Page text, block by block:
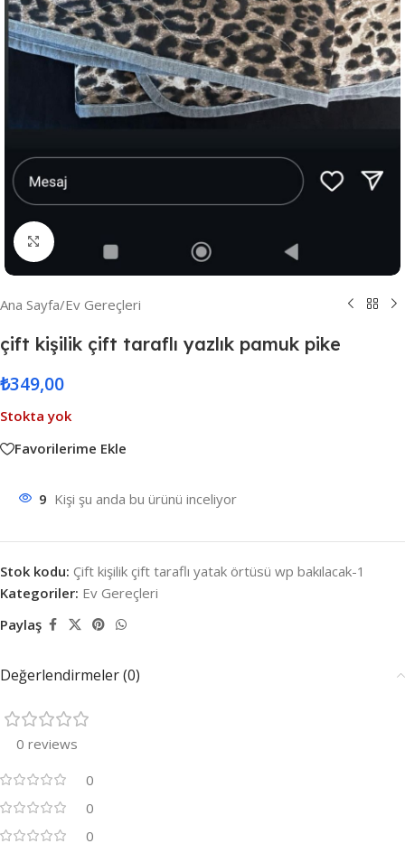
Resmi Büyüt
Ana Sayfa/Ev Gereçleri
çift kişilik çift taraflı yazlık pamuk pike
₺349,00
Stokta yok
Favorilerime Ekle
9 Kişi şu anda bu ürünü inceliyor
Stok kodu: Çift kişilik çift taraflı yatak örtüsü wp bakılacak-1
Kategoriler: Ev Gereçleri
Paylaş
Değerlendirmeler (0)
0 reviews
0
0
0